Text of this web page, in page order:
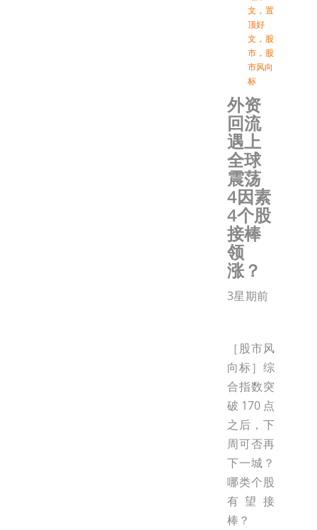
文 ， 置
顶好
文 ， 股
市 ， 股
市风向
标
外资
回流
遇上
全球
震荡
4因素
4个股
接棒
领
涨？
3星期前
［股市风
向标］综
合指数突
破170点
之后，下
周可否再
下一城？
哪类个股
有望接
棒？